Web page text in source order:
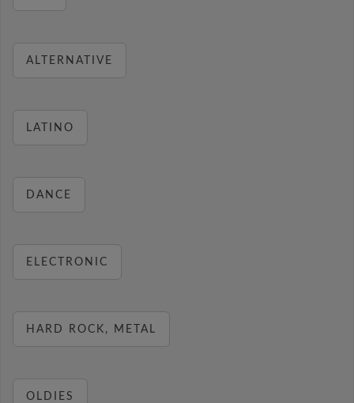
ALTERNATIVE
LATINO
DANCE
ELECTRONIC
HARD ROCK, METAL
OLDIES